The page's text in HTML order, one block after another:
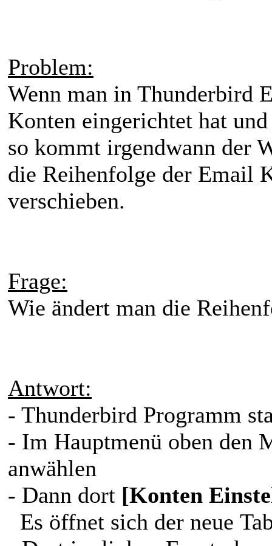
Problem:
Wenn man in Thunderbird
Konten eingerichtet hat
so kommt irgendwann der
die Reihenfolge der Email
verschieben.
Frage:
Wie ändert man die
Antwort:
- Thunderbird Programm
- Im Hauptmenü oben den
anwählen
- Dann dort [Konten
Es öffnet sich der neue